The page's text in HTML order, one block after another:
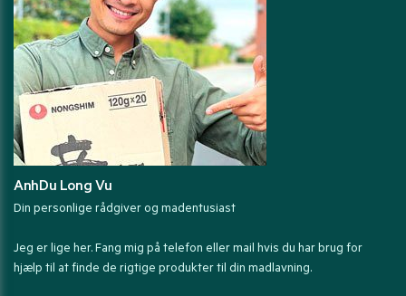
AnhDu Long Vu
Din personlige rådgiver og madentusiast
Jeg er lige her. Fang mig på telefon eller mail hvis du har brug for
hjælp til at finde de rigtige produkter til din madlavning.